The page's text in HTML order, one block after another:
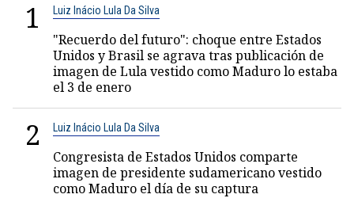
1 Luiz Inácio Lula Da Silva
"Recuerdo del futuro": choque entre Estados
Unidos y Brasil se agrava tras publicación de
imagen de Lula vestido como Maduro lo estaba
el 3 de enero
2 Luiz Inácio Lula Da Silva
Congresista de Estados Unidos comparte
imagen de presidente sudamericano vestido
como Maduro el día de su captura